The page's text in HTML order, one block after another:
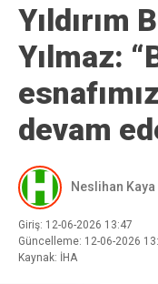
Yıldırım
Yılmaz:
devam
Neslihan Kaya
Giriş: 12-06-2026 13:47
Güncelleme: 12-06-2026
Kaynak: İHA